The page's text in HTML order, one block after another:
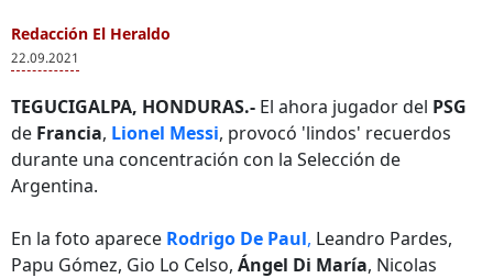
Redacción El Heraldo
22.09.2021
TEGUCIGALPA, HONDURAS.- El ahora jugador del PSG
de Francia, Lionel Messi, provocó 'lindos' recuerdos
durante una concentración con la Selección de
Argentina.
En la foto aparece Rodrigo De Paul, Leandro Pardes,
Papu Gómez, Gio Lo Celso, Ángel Di María, Nicolas